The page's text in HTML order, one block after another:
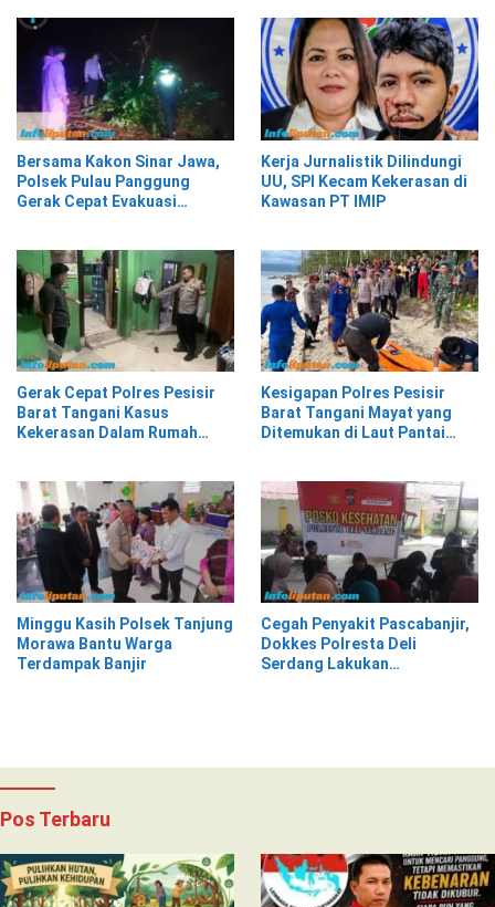
Bersama Kakon Sinar Jawa,
Polsek Pulau Panggung
Gerak Cepat Evakuasi
Kerja Jurnalistik Dilindungi
UU, SPI Kecam Kekerasan di
Kawasan PT IMIP
Gerak Cepat Polres Pesisir
Barat Tangani Kasus
Kekerasan Dalam Rumah
Kesigapan Polres Pesisir
Barat Tangani Mayat yang
Ditemukan di Laut Pantai
Minggu Kasih Polsek Tanjung
Morawa Bantu Warga
Terdampak Banjir
Cegah Penyakit Pascabanjir,
Dokkes Polresta Deli
Serdang Lakukan
Pos Terbaru